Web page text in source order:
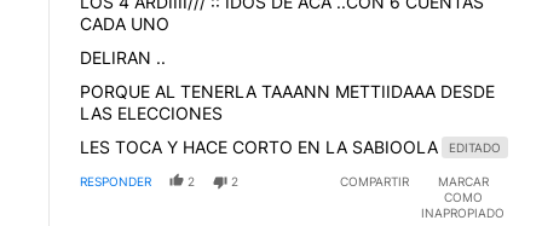
CADA UNO
DELIRAN ..
PORQUE AL TENERLA TAAANN METTIIDAAA DESDE
LAS ELECCIONES
LES TOCA Y HACE CORTO EN LA SABIOOLA
EDITADO
RESPONDER 2 2 COMPARTIR
MARCAR
COMO
INAPROPIADO